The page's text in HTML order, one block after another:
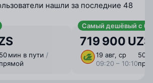
нашли за последние 48
50 мин в пути /
прямой
Самый дешёвый с
719 900 UZS
19 авг, ср
09:20 – 10:10
50